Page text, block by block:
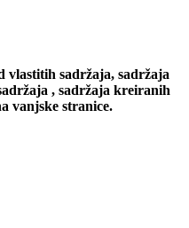
vlastitih sadržaja, sadržaja
, sadržaja kreiranih
vanjske stranice.